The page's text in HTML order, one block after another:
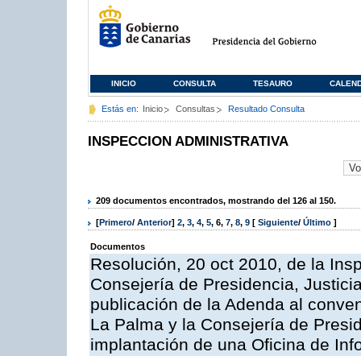
INICIO CONSULTA TESAURO
Estás en: Inicio Consultas Resultado Consulta
INSPECCION ADMINISTRATIVA
209 documentos encontrados, mostrando del 126 al 150.
[Primero/ Anterior] 2, 3, 4, 5, 6, 7, 8, 9 [ Siguiente/ Último ]
Documentos
Resolución, 20 oct 2010, de la
Consejería de Presidencia,
publicación de la Adenda al
La Palma y la Consejería de
implantación de una Oficina de